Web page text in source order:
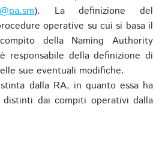
). La definizione del
operative su cui si basa il
della Naming Authority
responsabile della definizione di
sue eventuali modifiche.
dalla RA, in quanto essa ha
dai compiti operativi dalla